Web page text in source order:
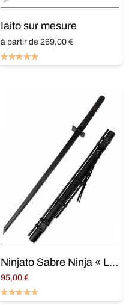
Iaito sur mesure
à partir de 269,00 €
Ajouter au panier
Ninjato Sabre Ninja « Le furtif »
95,00 €
Lire la suite